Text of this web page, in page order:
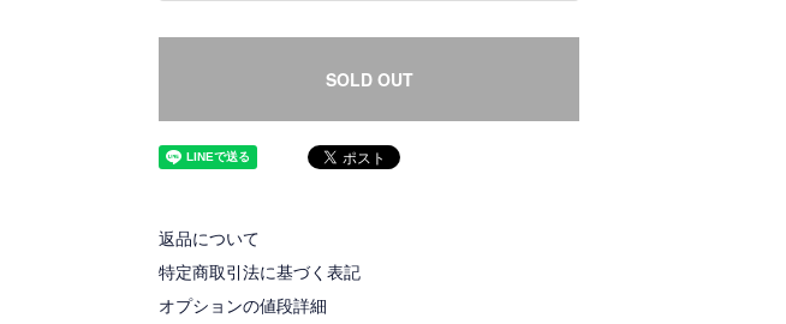
SOLD OUT
返品について
特定商取引法に基づく表記
オプションの値段詳細